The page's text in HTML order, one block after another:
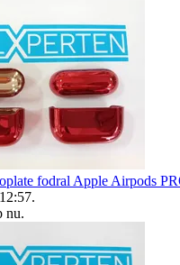
fodral Apple Airpods
.
nu.